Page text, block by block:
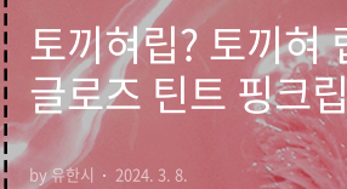
토끼혀립? 토끼혀
글로즈 틴트 핑크
모음!
by 유한시 2024. 3. 8.